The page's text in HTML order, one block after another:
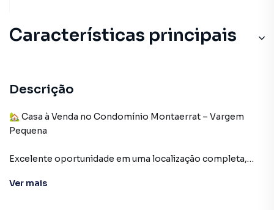
Características principais
Aceita Pet
Churrasqueira
Descrição
🏡 Casa à Venda no Condomínio Montaerrat – Vargem
Pequena
Excelente oportunidade em uma localização completa,
Ver mais